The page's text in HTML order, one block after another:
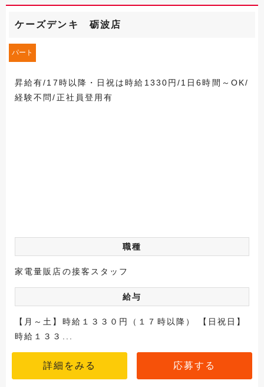
ケーズデンキ 砺波店
パート
昇給有/17時以降・日祝は時給1330円/1日6時間～OK/
経験不問/正社員登用有
職種
家電量販店の接客スタッフ
給与
【月～土】時給１３３０円（１７時以降） 【日祝日】
時給１３３...
詳細をみる 応募する